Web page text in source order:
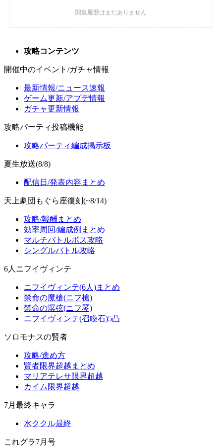
攻略コンテンツ
開催中のイベント/ガチャ情報
最新情報/ニュース速報
ゲーム更新/アプデ情報
ガチャ更新情報
攻略パーティ投稿機能
攻略パーティ編成掲示板
夏生放送(8/8)
配信日/発表内容まとめ
天上劇団もぐら座復刻(~8/14)
攻略/報酬まとめ
効率周回/編成例まとめ
マルチバトルボス攻略
シングルバトル攻略
6人ニフイヴィンテ
ニフイヴィンテ(6人)まとめ
禁命の魔槍(ニフ槍)
禁命の溟弦(ニフ琴)
ニフイヴィンテ(召喚石)5凸
ソロモナスの賢者
攻略/進め方
賢者限界超越まとめ
マリアテレサ限界超越
カイム限界超越
7月最終キャラ
水ククル最終
これグラ7月号